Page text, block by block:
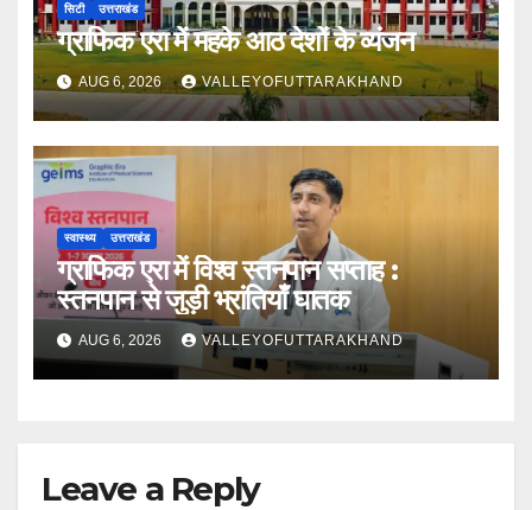
सिटी उत्तराखंड
ग्राफिक एरा में महके आठ देशों के व्यंजन
AUG 6, 2026 VALLEYOFUTTARAKHAND
स्वास्थ्य उत्तराखंड
ग्राफिक एरा में विश्व स्तनपान सप्ताह :
स्तनपान से जुड़ी भ्रांतियाँ घातक
AUG 6, 2026 VALLEYOFUTTARAKHAND
Leave a Reply